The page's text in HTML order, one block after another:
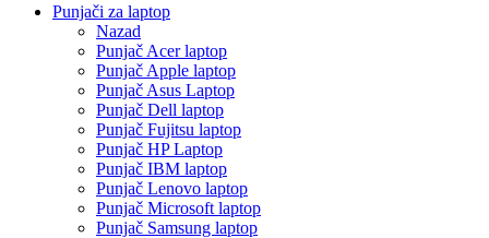
Punjači za laptop
Nazad
Punjač Acer laptop
Punjač Apple laptop
Punjač Asus Laptop
Punjač Dell laptop
Punjač Fujitsu laptop
Punjač HP Laptop
Punjač IBM laptop
Punjač Lenovo laptop
Punjač Microsoft laptop
Punjač Samsung laptop